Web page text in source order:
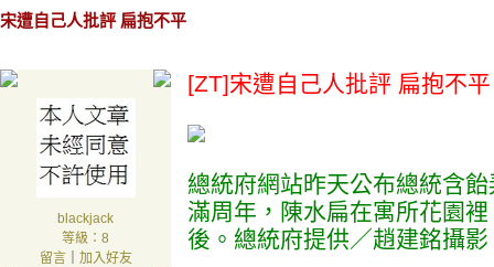
宋遭自己人批評 扁抱不平
blackjack
等級：8
留言｜ 加入好友
[ZT]宋遭自己人批評 扁抱不平
總統府網站昨天公布總統含
滿周年，陳水扁在寓所花園
後。總統府提供／趙建銘攝影